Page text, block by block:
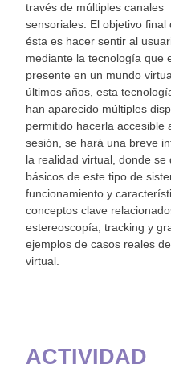
través de múltiples canales
sensoriales. El objetivo final
ésta es hacer sentir al
mediante la tecnología que
presente en un mundo
últimos años, esta
han aparecido múltiples
permitido hacerla accesible
sesión, se hará una breve
la realidad virtual, donde
básicos de este tipo de
funcionamiento y
conceptos clave
estereoscopía, tracking y
ejemplos de casos reales
virtual.
ACTIVIDAD